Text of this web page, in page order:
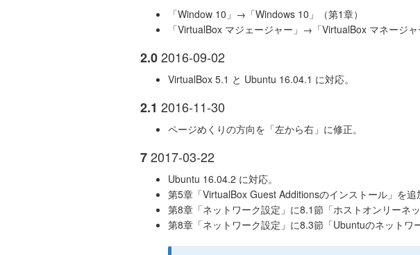
「Window 10」→「Windows 10」（第1章）
「VirtualBox マジェージャー」→「VirtualBox マネージャ
2.02016-09-02
VirtualBox 5.1 と Ubuntu 16.04.1 に対応。
2.1 2016-11-30
ページめくりの方向を「左から右」に修正。
72017-03-22
Ubuntu 16.04.2 に対応。
第5章「VirtualBox Guest Additionsのインストール」を追
第8章「ネットワーク設定」に8.1節「ホストオンリーネ
第8章「ネットワーク設定」に8.3節「Ubuntuのネットワ